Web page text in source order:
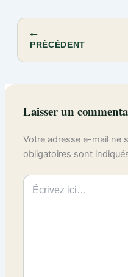
PRÉCÉDENT
Laisser un
Votre adresse e-mail ne
obligatoires sont
Écrivez
ici…